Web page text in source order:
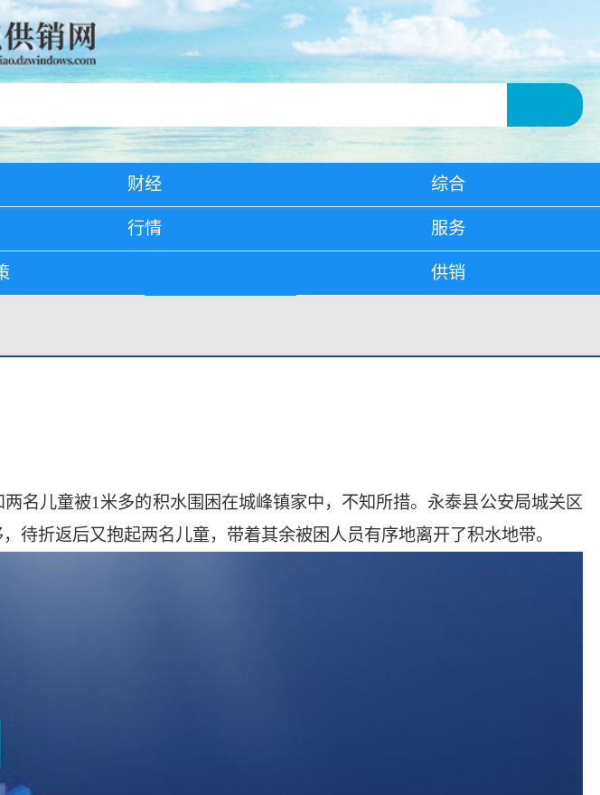
财经 综合
行情 服务
供销
名儿童被1米多的积水围困在城峰镇家中，不知所措。永泰县公安局城关区
折返后又抱起两名儿童，带着其余被困人员有序地离开了积水地带。